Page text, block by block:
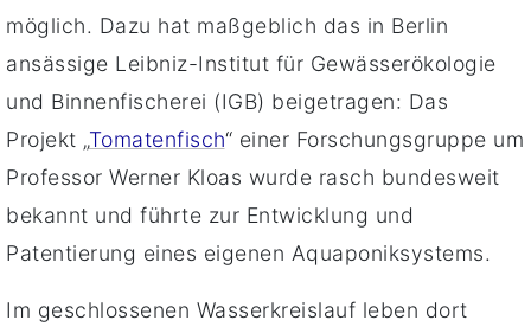
möglich. Dazu hat maßgeblich das in Berlin
ansässige Leibniz-Institut für Gewässerökologie
und Binnenfischerei (IGB) beigetragen: Das
Projekt „Tomatenfisch“ einer Forschungsgruppe um
Professor Werner Kloas wurde rasch bundesweit
bekannt und führte zur Entwicklung und
Patentierung eines eigenen Aquaponiksystems.
Im geschlossenen Wasserkreislauf leben dort